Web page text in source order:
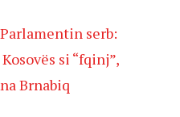
serb:
si “fqinj”,
Brnabiq